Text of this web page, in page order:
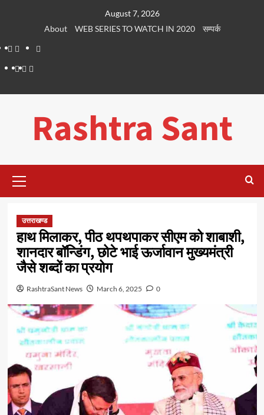
August 7, 2026
About
WEB SERIES TO WATCH IN 2020
सम्पर्क
About
WEB
SERIES
Dehradun
LifePlaces
सम्पर्क
Rashtra Sant
Menu
उत्तराखण्ड
हाथ मिलाकर, पीठ थपथपाकर सीएम को शाबाशी,
शानदार बॉन्डिंग, छोटे भाई ऊर्जावान मुख्यमंत्री
जैसे शब्दों का प्रयोग
RashtraSant News March 6, 2025 0